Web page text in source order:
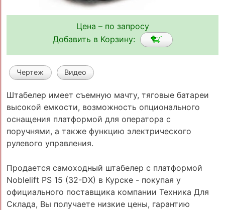
Цена – по запросу
Добавить в Корзину:
Чертеж Видео
Штабелер имеет съемную мачту, тяговые батареи
высокой емкости, возможность опционального
оснащения платформой для оператора с
поручнями, а также функцию электрического
рулевого управления.
Продается самоходный штабелер с платформой
Noblelift PS 15 (32-DX) в Курске - покупая у
официального поставщика компании Техника Для
Склада, Вы получаете низкие цены, гарантию